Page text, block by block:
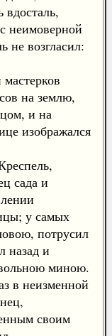
вдосталь,
неимоверной
не возгласил:
на землю,
и на
изображался
сада и
у самых
потрусил
назад и
миною.
в неизменной
своим